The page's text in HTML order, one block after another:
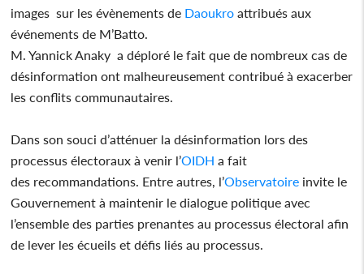
images sur les évènements de Daoukro attribués aux
événements de M’Batto.
M. Yannick Anaky a déploré le fait que de nombreux cas de
désinformation ont malheureusement contribué à exacerber
les conflits communautaires.
Dans son souci d’atténuer la désinformation lors des
processus électoraux à venir l’OIDH a fait
des recommandations. Entre autres, l’Observatoire invite le
Gouvernement à maintenir le dialogue politique avec
l’ensemble des parties prenantes au processus électoral afin
de lever les écueils et défis liés au processus.